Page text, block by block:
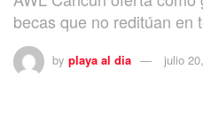
becas que no reditúan en
by playa al dia julio